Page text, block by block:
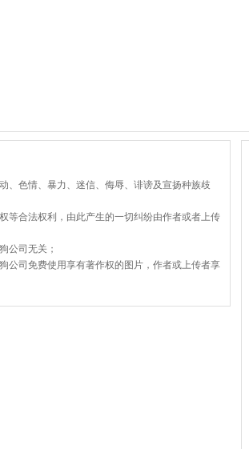
、色情、暴力、迷信、侮辱、诽谤及宣扬种族歧
等合法权利，由此产生的一切纠纷由作者或者上传
公司无关；
公司免费使用享有著作权的图片，作者或上传者享